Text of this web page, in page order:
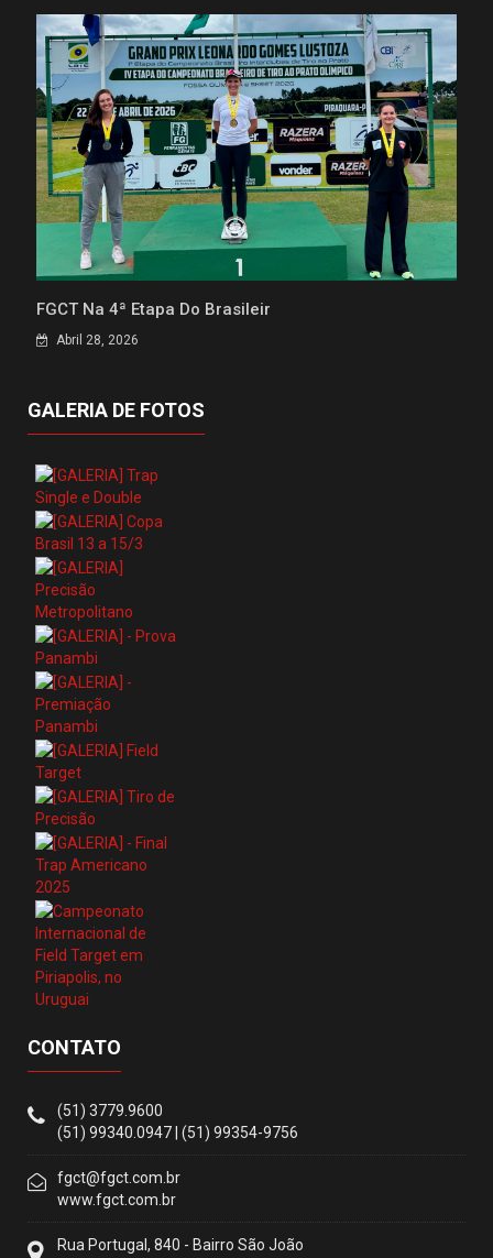
FGCT Na 4ª Etapa Do Brasileir
Abril 28, 2026
GALERIA DE FOTOS
CONTATO
(51) 3779.9600
(51) 99340.0947 | (51) 99354-9756
fgct@fgct.com.br
www.fgct.com.br
Rua Portugal, 840 - Bairro São João